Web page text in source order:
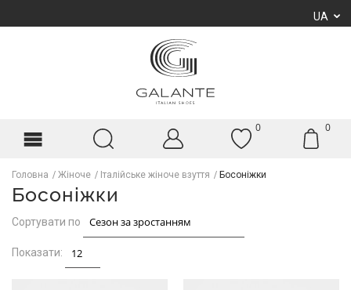
UA
0 0
Головна Жіноче Італійське жіноче взуття Босоніжки
Босоніжки
Сортувати по
Показати: